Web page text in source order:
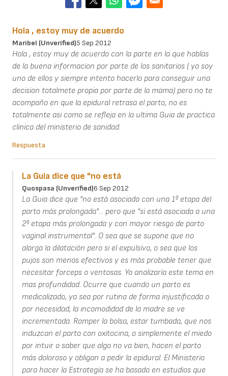
Hola , estoy muy de acuerdo
Maribel (unverified)5 Sep 2012
Hola , estoy muy de acuerdo con la parte en la que hablas
de la buena informacion por parte de los sanitarios ( yo soy
uno de ellos y siempre intento hacerlo para conseguir una
decision totalmete propia por parte de la mama) pero no te
acompaño en que la epidural retrasa el parto, no es
totalmente asi como se refleja en la ultima Guia de practica
clinica del ministerio de sanidad.
Respuesta
La Guia dice que "no está
Quospasa (unverified)6 Sep 2012
La Guia dice que "no está asociada con una 1ª etapa del
parto más prolongada"... pero que "si está asociada a una
2ª etapa más prolongada y con mayor riesgo de parto
vaginal instrumental". O sea que se supone que no
alarga la dilatación pero si el expulsivo, o sea que los
pujos son menos efectivos y es más probable tener que
necesitar forceps o ventosas. Yo analizaría este tema en
mas profundidad. Ocurre que cuando un parto es
medicalizado, ya sea por rutina de forma injustificada o
por necesidad, la incomodidad de la madre se ve
incrementada. Romper la bolsa, estar tumbada, que nos
induzcan el parto con oxitocina, o simplemente el miedo
por intuir o saber que algo no va bien, hacen el parto
más doloroso y obligan a pedir la epidural. El Ministerio
para hacer la Estrategia se ha basado en estudios que